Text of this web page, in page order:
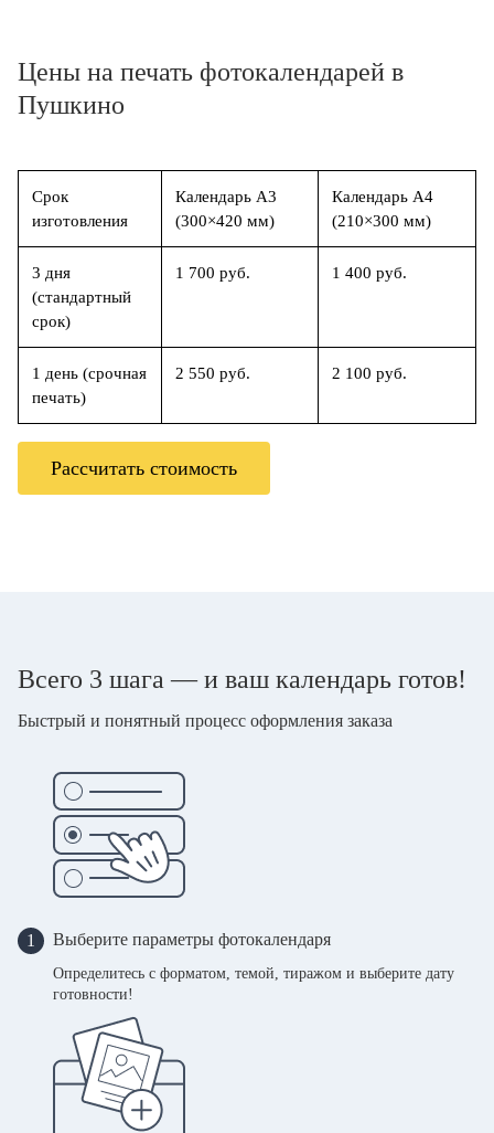
Цены на печать фотокалендарей в
Пушкино
Срок
изготовления
Календарь А3
(300×420 мм)
Календарь А4
(210×300 мм)
3 дня
(стандартный
срок)
1 700 руб. 1 400 руб.
1 день (срочная
печать)
2 550 руб. 2 100 руб.
Рассчитать стоимость
Всего 3 шага — и ваш календарь готов!
Быстрый и понятный процесс оформления заказа
1 Выберите параметры фотокалендаря
Определитесь с форматом, темой, тиражом и выберите дату
готовности!